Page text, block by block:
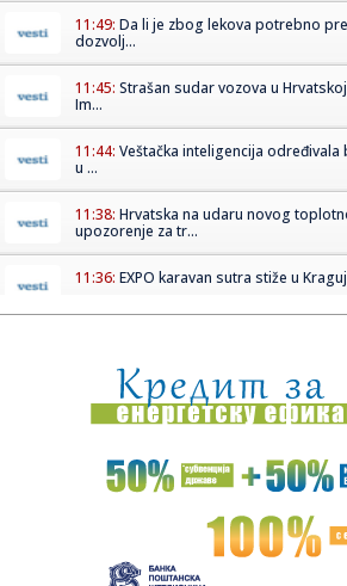
11:49: Da li je zbog lekova potrebno
dozvolj...
11:45: Strašan sudar vozova u
Im...
11:44: Veštačka inteligencija
u ...
11:38: Hrvatska na udaru novog
upozorenje za tr...
11:36: EXPO karavan sutra stiže u
11:32:Novi napad blokadera: Čanak
upućene SPC i p...
11:32:Buna u FIFA sve veća: "Poverenje
Denver kao da radi protiv Jokića: